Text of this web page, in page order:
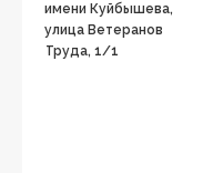
имени Куйбышева,
улица Ветеранов
Труда, 1/1